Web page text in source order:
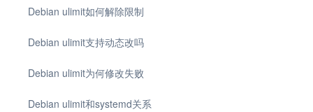
Debian ulimit如何解除限制
Debian ulimit支持动态改吗
Debian ulimit为何修改失败
Debian ulimit和systemd关系